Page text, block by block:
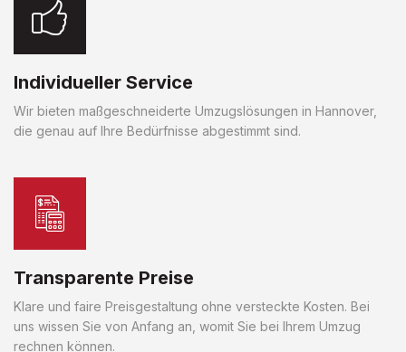
Individueller Service
Wir bieten maßgeschneiderte Umzugslösungen in Hannover,
die genau auf Ihre Bedürfnisse abgestimmt sind.
Transparente Preise
Klare und faire Preisgestaltung ohne versteckte Kosten. Bei
uns wissen Sie von Anfang an, womit Sie bei Ihrem Umzug
rechnen können.